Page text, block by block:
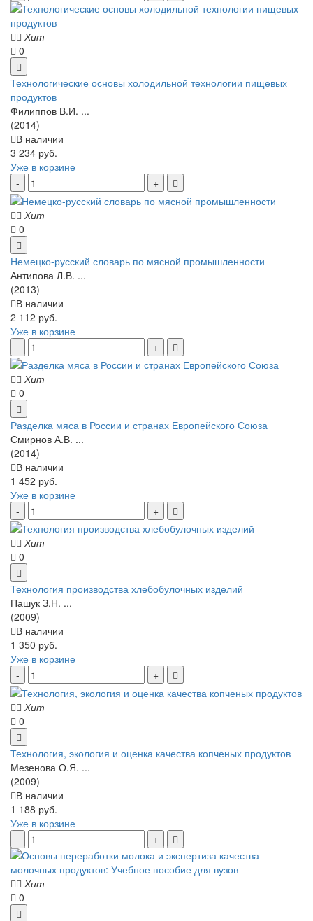
Хит
0
Технологические основы холодильной технологии пищевых
продуктов
Филиппов В.И. ...
(2014)
В наличии
3 234 руб.
Уже в корзине
Хит
0
Немецко-русский словарь по мясной промышленности
Антипова Л.В. ...
(2013)
В наличии
2 112 руб.
Уже в корзине
Хит
0
Разделка мяса в России и странах Европейского Союза
Смирнов А.В. ...
(2014)
В наличии
1 452 руб.
Уже в корзине
Хит
0
Технология производства хлебобулочных изделий
Пашук З.Н. ...
(2009)
В наличии
1 350 руб.
Уже в корзине
Хит
0
Технология, экология и оценка качества копченых продуктов
Мезенова О.Я. ...
(2009)
В наличии
1 188 руб.
Уже в корзине
Хит
0